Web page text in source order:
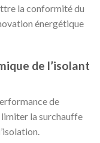
la conformité du
énergétique
de l’isolant
de
limiter la surchauffe